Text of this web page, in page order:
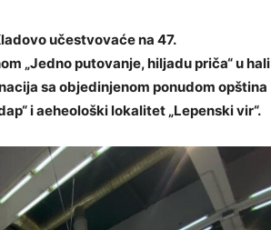
učestvovaće na 47.
„Jedno putovanje, hiljadu priča“ u hali
sa objedinjenom ponudom opština
i aeheološki lokalitet „Lepenski vir“.